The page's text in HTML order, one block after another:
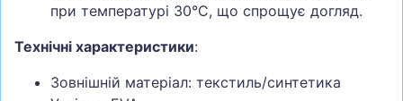
при температурі 30°C, що спрощує догляд.
Технічні характеристики:
Зовнішній матеріал: текстиль/синтетика